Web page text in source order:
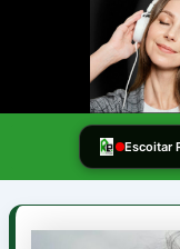
Escoitar